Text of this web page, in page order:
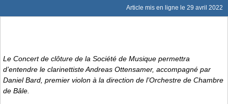
Article mis en ligne le 29 avril 2022
Le Concert de clôture de la Société de Musique permettra
d’entendre le clarinettiste Andreas Ottensamer, accompagné par
Daniel Bard, premier violon à la direction de l’Orchestre de Chambre
de Bâle.